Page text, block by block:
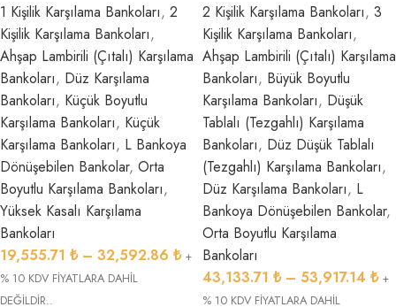
1 Kişilik Karşılama Bankoları, 2
Kişilik Karşılama Bankoları,
Ahşap Lambirili (Çıtalı) Karşılama
Bankoları, Düz Karşılama
Bankoları, Küçük Boyutlu
Karşılama Bankoları, Küçük
Karşılama Bankoları, L Bankoya
Dönüşebilen Bankolar, Orta
Boyutlu Karşılama Bankoları,
Yüksek Kasalı Karşılama
Bankoları
19,555.71 ₺ – 32,592.86 ₺ +
% 10 KDV FİYATLARA DAHİL
DEĞİLDİR..
2 Kişilik Karşılama Bankoları, 3
Kişilik Karşılama Bankoları,
Ahşap Lambirili (Çıtalı) Karşılama
Bankoları, Büyük Boyutlu
Karşılama Bankoları, Düşük
Tablalı (Tezgahlı) Karşılama
Bankoları, Düz Düşük Tablalı
(Tezgahlı) Karşılama Bankoları,
Düz Karşılama Bankoları, L
Bankoya Dönüşebilen Bankolar,
Orta Boyutlu Karşılama
Bankoları
43,133.71 ₺ – 53,917.14 ₺ +
% 10 KDV FİYATLARA DAHİL